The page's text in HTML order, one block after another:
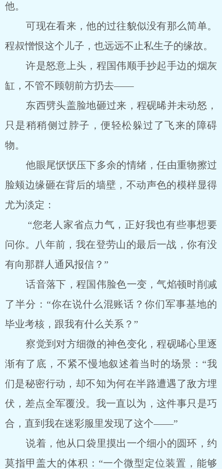
他。
可现在看来，他的过往貌似没有那么简单。
程叔憎恨这个儿子，也远远不止私生子的缘故。
许是怒意上头，程国伟顺手抄起手边的烟灰
缸，不管不顾朝前方扔去——
东西劈头盖脸地砸过来，程砚晞并未动怒，
只是稍稍侧过脖子，便轻松躲过了飞来的障碍
物。
他眼尾恹恹压下多余的情绪，任由重物擦过
脸颊边缘砸在背后的墙壁，不动声色的模样显得
尤为淡定：
“您老人家省点力气，正好我也有些事想要
问你。八年前，我在登劳山的最后一战，你有没
有向那群人通风报信？”
话音落下，程国伟脸色一变，气焰顿时削减
了半分：“你在说什么混账话？你们军事基地的
毕业考核，跟我有什么关系？”
察觉到对方细微的神色变化，程砚晞心里逐
渐有了底，不紧不慢地叙述着当时的场景：“我
们是秘密行动，却不知为何在半路遭遇了敌方埋
伏，差点全军覆没。我一直以为，这件事只是巧
合，直到我在迷彩服里发现了这个——”
说着，他从口袋里摸出一个细小的圆环，约
莫指甲盖大的体积：“一个微型定位装置，能够